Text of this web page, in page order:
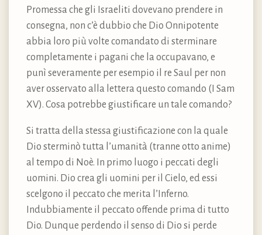
Promessa che gli Israeliti dovevano prendere in
consegna, non c’è dubbio che Dio Onnipotente
abbia loro più volte comandato di sterminare
completamente i pagani che la occupavano, e
punì severamente per esempio il re Saul per non
aver osservato alla lettera questo comando (I Sam
XV). Cosa potrebbe giustificare un tale comando?
Si tratta della stessa giustificazione con la quale
Dio sterminò tutta l’umanità (tranne otto anime)
al tempo di Noè. In primo luogo i peccati degli
uomini. Dio crea gli uomini per il Cielo, ed essi
scelgono il peccato che merita l’Inferno.
Indubbiamente il peccato offende prima di tutto
Dio. Dunque perdendo il senso di Dio si perde